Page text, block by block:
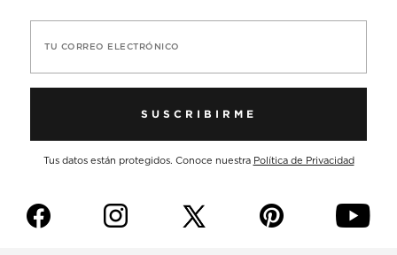
TU CORREO ELECTRÓNICO
SUSCRIBIRME
Tus datos están protegidos. Conoce nuestra Política de Privacidad
f i p y